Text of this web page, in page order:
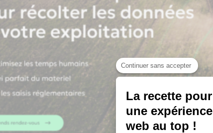
Continuer sans accepter
La recette pour
une expérience
web au top !